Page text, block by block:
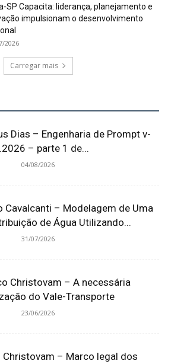
SP Capacita: liderança, planejamento e
impulsionam o desenvolvimento
2026
Carregar mais
Dias – Engenharia de Prompt v-
– parte 1 de...
04/08/2026
Cavalcanti – Modelagem de Uma
de Água Utilizando...
31/07/2026
Christovam – A necessária
do Vale-Transporte
23/06/2026
Christovam – Marco legal dos